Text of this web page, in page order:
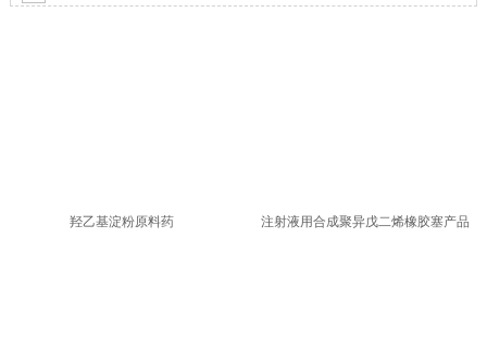
羟乙基淀粉原料药 注射液用合成聚异戊二烯橡胶塞产品